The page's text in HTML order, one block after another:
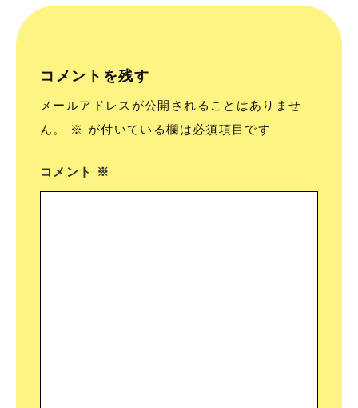
コメントを残す
メールアドレスが公開されることはありませ
ん。
※ が付いている欄は必須項目です
コメント ※